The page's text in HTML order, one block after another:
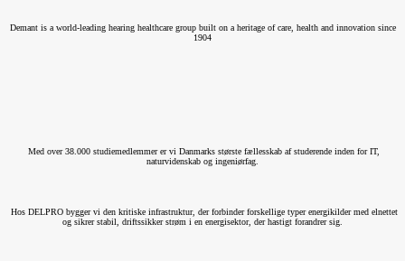
Demant is a world-leading hearing healthcare group built on a heritage of care, health and innovation since
1904
Med over 38.000 studiemedlemmer er vi Danmarks største fællesskab af studerende inden for IT,
naturvidenskab og ingeniørfag.
Hos DELPRO bygger vi den kritiske infrastruktur, der forbinder forskellige typer energikilder med elnettet
og sikrer stabil, driftssikker strøm i en energisektor, der hastigt forandrer sig.